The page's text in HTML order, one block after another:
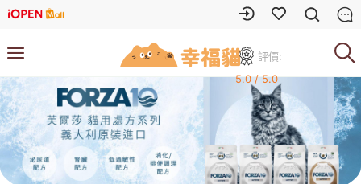
評價:
5.0 / 5.0